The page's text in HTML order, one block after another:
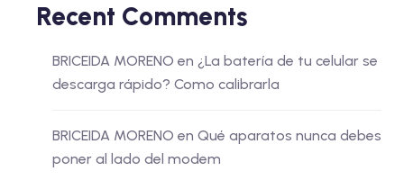
Recent Comments
BRICEIDA MORENO en ¿La batería de tu celular se
descarga rápido? Como calibrarla
BRICEIDA MORENO en Qué aparatos nunca debes
poner al lado del modem